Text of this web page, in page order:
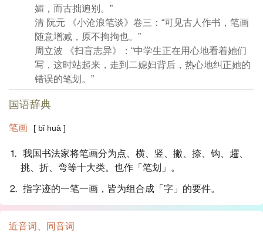
媚，而古拙逈别。”
清 阮元 《小沧浪笔谈》卷三：“可见古人作书，笔画
随意增减，原不拘拘也。”
周立波 《扫盲志异》：“中学生正在用心地看着她们
写，这时站起来，走到二媳妇背后，热心地纠正她的
错误的笔划。”
国语辞典
笔画 [ bǐ huà ]
⒈ 我国书法家将笔画分为点、横、竖、撇、捺、钩、趯、
挑、折、弯等十大类。也作「笔划」。
⒉ 指字迹的一笔一画，皆为组合成「字」的要件。
近音词、同音词